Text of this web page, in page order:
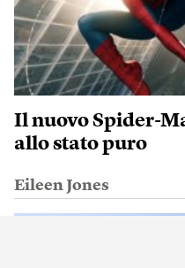
Il nuovo Spider-
allo stato puro
Eileen Jones